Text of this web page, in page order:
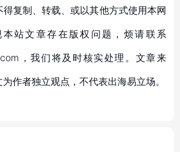
复制、转载、或以其他方式使用本网
站文章存在版权问题，烦请联系
，我们将及时核实处理。文章来
作者独立观点，不代表出海易立场。